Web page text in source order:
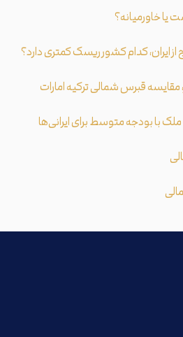
یا خاورمیانه؟
ایران، کدام کشور ریسک کمتری دارد؟
مقایسه قبرس شمالی ترکیه امارات
با بودجه متوسط برای ایرانی‌ها